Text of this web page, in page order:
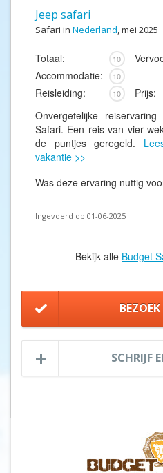
Jeep safari
Safari in Nederland, mei 2025
Totaal: 10
Accommodatie: 10
Reisleiding: 10 Prijs:
Onvergetelijke
Safari. Een reis van vier
de puntjes geregeld.
vakantie >>
Was deze ervaring nuttig
Ingevoerd op 01-06-2025
Bekijk alle Budget
SCHRIJF